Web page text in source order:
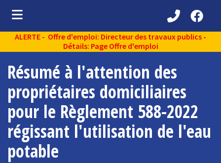
(Découvrir )
(Services aux citoyens )
(Partenaires )
(Loisirs et vie communautaire )
(Environnement )
ALERTE - Offre d'emploi: Directeur des travaux publics -
Détails: Page Offre d'emploi
Résumé à l'attention des
propriétaires domiciliaires
pour le Règlement 588-2022
régissant l'utilisation de l'eau
potable